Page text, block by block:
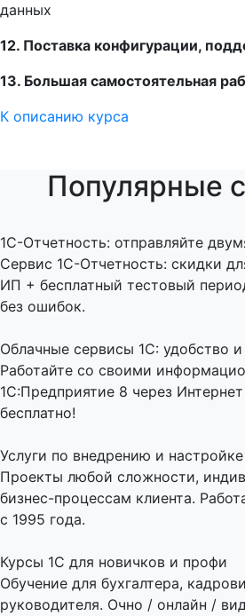
данных
12. Поставка конфигурации,
13. Большая самостоятельная
К описанию курса
Популярные
1C-Отчетность: отправляйте
Сервис 1С-Отчетность: скидки
ИП + бесплатный тестовый
без ошибок.
Облачные сервисы 1С: удобство
Работайте со своими
1С:Предприятие 8 через
бесплатно!
Услуги по внедрению и
Проекты любой сложности,
бизнес-процессам клиента.
с 1995 года.
Курсы 1С для новичков и профи
Обучение для бухгалтера,
руководителя. Очно / онлайн /